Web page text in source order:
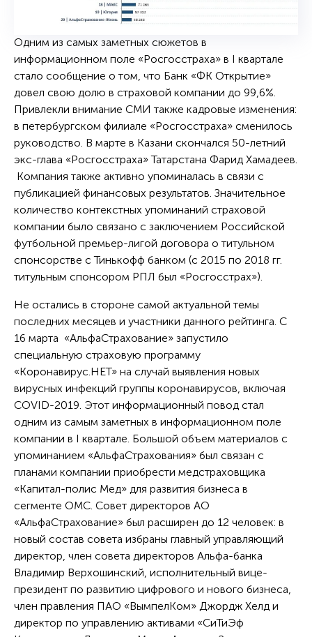
Одним из самых заметных сюжетов в
информационном поле «Росгосстраха» в I квартале
стало сообщение о том, что Банк «ФК Открытие»
довел свою долю в страховой компании до 99,6%.
Привлекли внимание СМИ также кадровые изменения:
в петербургском филиале «Росгосстраха» сменилось
руководство. В марте в Казани скончался 50-летний
экс-глава «Росгосстраха» Татарстана Фарид Хамадеев.
Компания также активно упоминалась в связи с
публикацией финансовых результатов. Значительное
количество контекстных упоминаний страховой
компании было связано с заключением Российской
футбольной премьер-лигой договора о титульном
спонсорстве с Тинькофф банком (с 2015 по 2018 гг.
титульным спонсором РПЛ был «Росгосстрах»).
Не остались в стороне самой актуальной темы
последних месяцев и участники данного рейтинга. С
16 марта «АльфаСтрахование» запустило
специальную страховую программу
«Коронавирус.НЕТ» на случай выявления новых
вирусных инфекций группы коронавирусов, включая
COVID-2019. Этот информационный повод стал
одним из самым заметных в информационном поле
компании в I квартале. Большой объем материалов с
упоминанием «АльфаСтрахования» был связан с
планами компании приобрести медстраховщика
«Капитал-полис Мед» для развития бизнеса в
сегменте ОМС. Совет директоров АО
«АльфаСтрахование» был расширен до 12 человек: в
новый состав совета избраны главный управляющий
директор, член совета директоров Альфа-банка
Владимир Верхошинский, исполнительный вице-
президент по развитию цифрового и нового бизнеса,
член правления ПАО «ВымпелКом» Джордж Хелд и
директор по управлению активами «СиТиЭф